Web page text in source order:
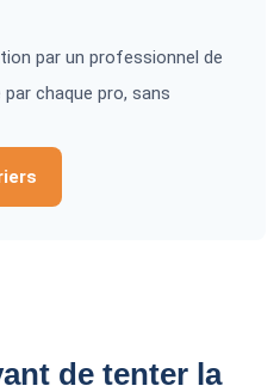
par un professionnel de
chaque pro, sans
de tenter la